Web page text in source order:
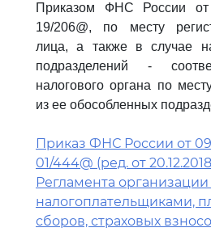
Приказом ФНС России
19/206@, по месту
лица, а также в случае
подразделений -
налогового органа по
из ее обособленных
Приказ ФНС России от
01/444@ (ред. от
Регламента
налогоплательщиками,
сборов, страховых